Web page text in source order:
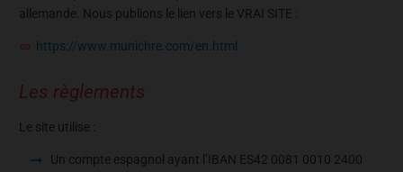
allemande. Nous publions le lien vers le VRAI SITE :
https://www.munichre.com/en.html
Les règlements
Le site utilise :
Un compte espagnol ayant l’IBAN ES42 0081 0010 2400